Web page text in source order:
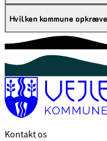
Hvilken kommune
Kontakt os